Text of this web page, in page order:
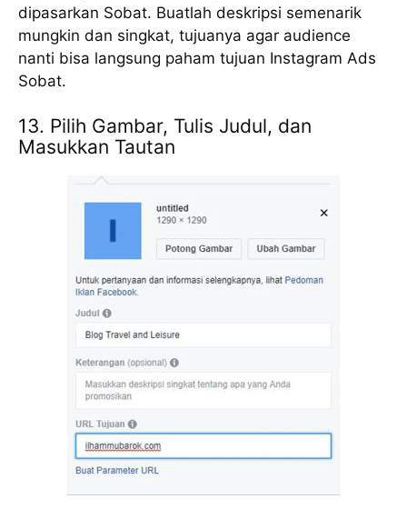
dipasarkan Sobat. Buatlah deskripsi semenarik
mungkin dan singkat, tujuanya agar audience
nanti bisa langsung paham tujuan Instagram Ads
Sobat.
13. Pilih Gambar, Tulis Judul, dan
Masukkan Tautan